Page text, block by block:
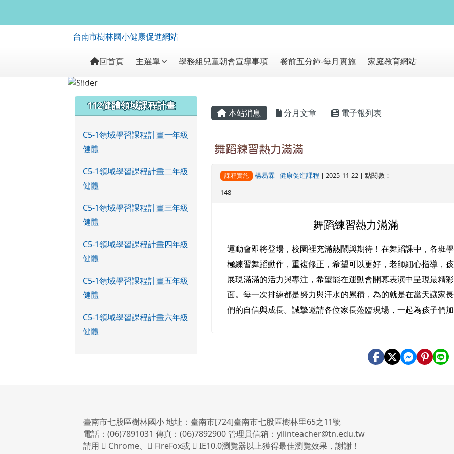
台南市樹林國小健康促進網站
回首頁 主選單 學務組兒童朝會宣導事項 餐前五分鐘-每月實施 家庭教育網站
左邊區域內容
112健體領域課程計畫
C5-1領域學習課程計畫一年級
健體
C5-1領域學習課程計畫二年級
健體
C5-1領域學習課程計畫三年級
健體
C5-1領域學習課程計畫四年級
健體
C5-1領域學習課程計畫五年級
健體
C5-1領域學習課程計畫六年級
健體
本站消息 分月文章 電子報列表
舞蹈練習熱力滿滿
課程實施 楊易霖-健康促進課程 | 2025-11-22 | 點閱數：
148
舞蹈練習熱力滿滿
運動會即將登場，校園裡充滿熱鬧與期待！在舞蹈課中，各班
極練習舞蹈動作，重複修正，希望可以更好，老師細心指導，
展現滿滿的活力與專注，希望能在運動會開幕表演中呈現最精
面。每一次排練都是努力與汗水的累積，為的就是在當天讓家
們的自信與成長。誠摯邀請各位家長蒞臨現場，一起為孩子們
臺南市七股區樹林國小 地址：臺南市[724]臺南市七股區樹林里65之11號
電話：(06)7891031 傳真：(06)7892900 管理員信箱：yilinteacher@tn.edu.tw
請用
Chrome、 FireFox或 IE10.0瀏覽器以上獲得最佳瀏覽效果，謝謝！